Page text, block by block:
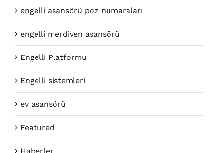
engelli asansörü poz numaraları
engelli merdiven asansörü
Engelli Platformu
Engelli sistemleri
ev asansörü
Featured
Haberler